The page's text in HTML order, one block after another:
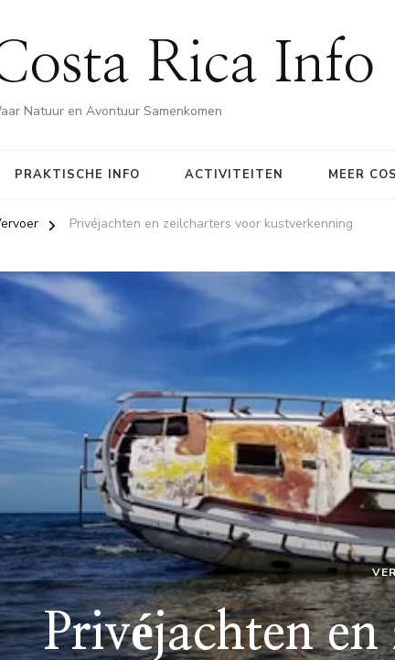
Rica Info
Natuur en Avontuur Samenkomen
PRAKTISCHE INFO ACTIVITEITEN MEER
Privéjachten en zeilcharters voor kustverkenning
Privéjachten